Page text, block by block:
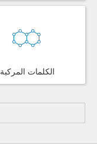
الكلمات المركبة